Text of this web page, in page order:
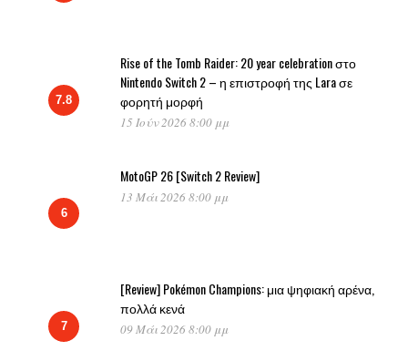
7.8
Rise of the Tomb Raider: 20 year celebration στο
Nintendo Switch 2 – η επιστροφή της Lara σε
φορητή μορφή
15 Ιούν 2026 8:00 μμ
6
MotoGP 26 [Switch 2 Review]
13 Μάι 2026 8:00 μμ
7
[Review] Pokémon Champions: μια ψηφιακή αρένα,
πολλά κενά
09 Μάι 2026 8:00 μμ